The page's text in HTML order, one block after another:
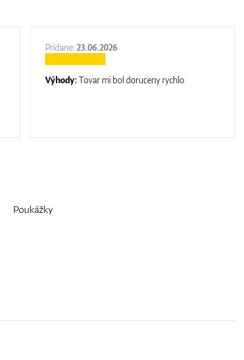
Pridane:23.06.2026
Výhody:Tovar mi bol doruceny rychlo
Poukážky